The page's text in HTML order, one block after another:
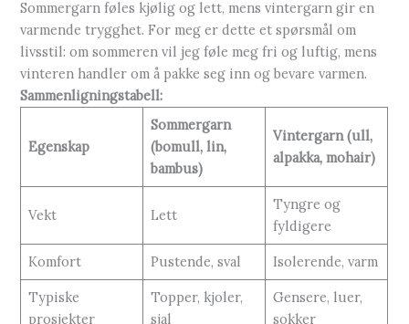
Sommergarn føles kjølig og lett, mens vintergarn gir en
varmende trygghet. For meg er dette et spørsmål om
livsstil: om sommeren vil jeg føle meg fri og luftig, mens
vinteren handler om å pakke seg inn og bevare varmen.
Sammenligningstabell:
Egenskap
Sommergarn
(bomull, lin,
bambus)
Vintergarn (ull,
alpakka, mohair)
Vekt Lett
Tyngre og
fyldigere
Komfort Pustende, sval Isolerende, varm
Typiske
prosjekter
Topper, kjoler,
sjal
Gensere, luer,
sokker